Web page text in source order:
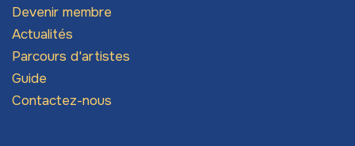
Devenir membre
Actualités
Parcours d'artistes
Guide
Contactez-nous